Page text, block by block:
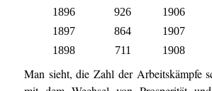
1896
926 1906
1897
864 1907
1898
711 1908
Man sieht, die Zahl der Arbeitskämpfe